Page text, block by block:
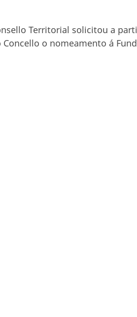
Territorial solicitou a
Concello o nomeamento á